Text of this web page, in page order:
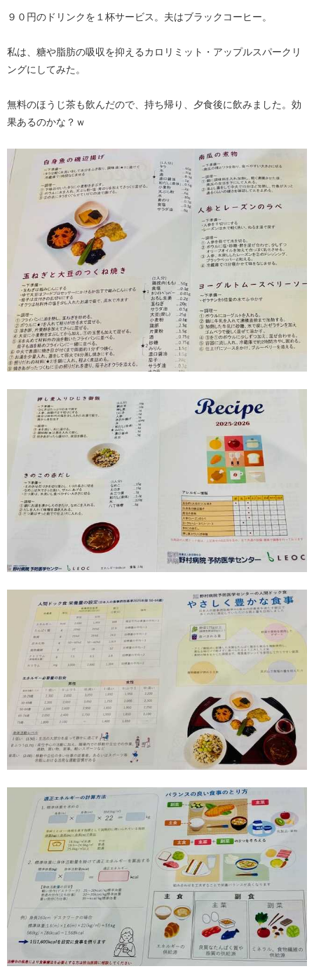
９０円のドリンクを１杯サービス。夫はブラックコーヒー。
私は、糖や脂肪の吸収を抑えるカロリミット・アップルスパークリ
ングにしてみた。
無料のほうじ茶も飲んだので、持ち帰り、夕食後に飲みました。効
果あるのかな？ｗ